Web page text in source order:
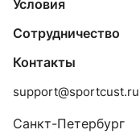
Условия
Сотрудничество
Контакты
support@sportcust.ru
Санкт-Петербург